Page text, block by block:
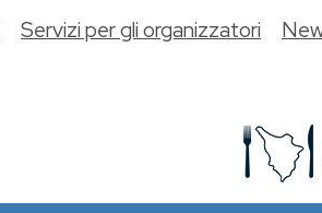
Servizi per gli organizzatori